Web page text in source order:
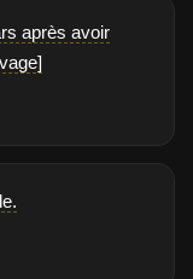
après avoir